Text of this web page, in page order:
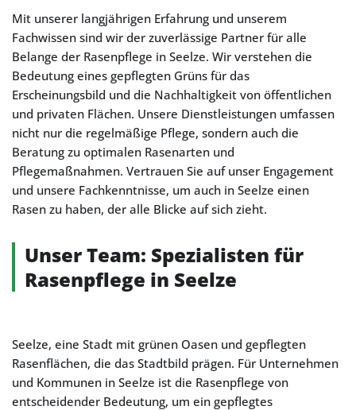
Mit unserer langjährigen Erfahrung und unserem
Fachwissen sind wir der zuverlässige Partner für alle
Belange der Rasenpflege in Seelze. Wir verstehen die
Bedeutung eines gepflegten Grüns für das
Erscheinungsbild und die Nachhaltigkeit von öffentlichen
und privaten Flächen. Unsere Dienstleistungen umfassen
nicht nur die regelmäßige Pflege, sondern auch die
Beratung zu optimalen Rasenarten und
Pflegemaßnahmen. Vertrauen Sie auf unser Engagement
und unsere Fachkenntnisse, um auch in Seelze einen
Rasen zu haben, der alle Blicke auf sich zieht.
Unser Team: Spezialisten für
Rasenpflege in Seelze
Seelze, eine Stadt mit grünen Oasen und gepflegten
Rasenflächen, die das Stadtbild prägen. Für Unternehmen
und Kommunen in Seelze ist die Rasenpflege von
entscheidender Bedeutung, um ein gepflegtes